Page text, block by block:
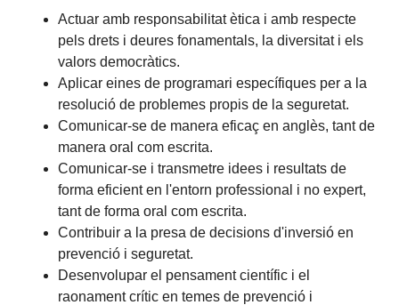
Actuar amb responsabilitat ètica i amb respecte
pels drets i deures fonamentals, la diversitat i els
valors democràtics.
Aplicar eines de programari específiques per a la
resolució de problemes propis de la seguretat.
Comunicar-se de manera eficaç en anglès, tant de
manera oral com escrita.
Comunicar-se i transmetre idees i resultats de
forma eficient en l'entorn professional i no expert,
tant de forma oral com escrita.
Contribuir a la presa de decisions d'inversió en
prevenció i seguretat.
Desenvolupar el pensament científic i el
raonament crític en temes de prevenció i